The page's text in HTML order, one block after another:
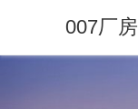
007厂